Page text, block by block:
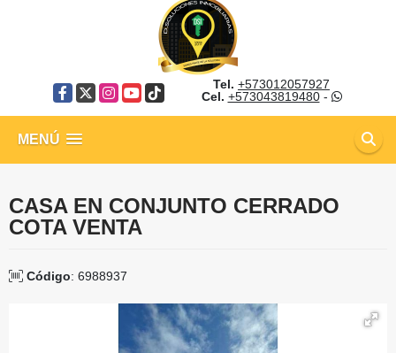
Facebook
X Instagram
YouTube
TikTok
Tel. +573012057927
Cel. +573043819480-
MENÚ
CASA EN CONJUNTO CERRADO
COTA VENTA
Código: 6988937